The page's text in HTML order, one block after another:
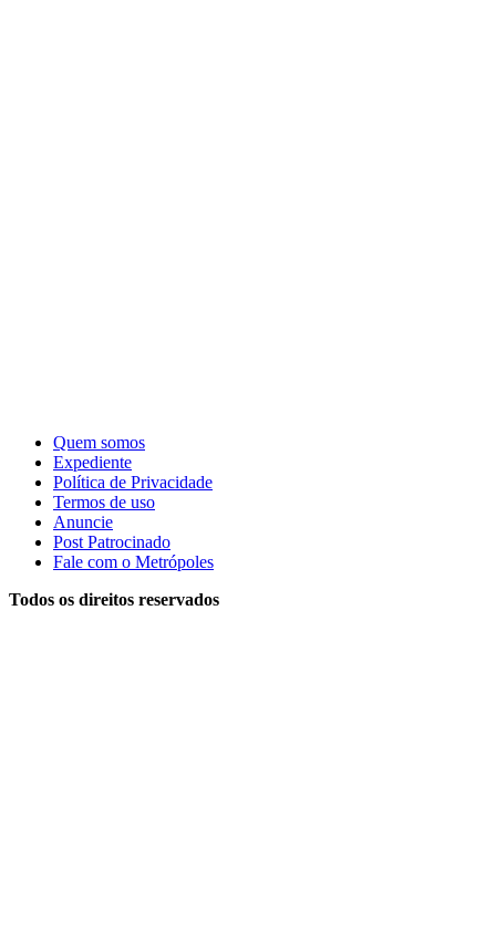
Quem somos
Expediente
Política de Privacidade
Termos de uso
Anuncie
Post Patrocinado
Fale com o Metrópoles
Todos os direitos reservados